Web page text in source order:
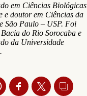
em Ciências Biológicas
e doutor em Ciências da
São Paulo – USP. Foi
do Rio Sorocaba e
da Universidade